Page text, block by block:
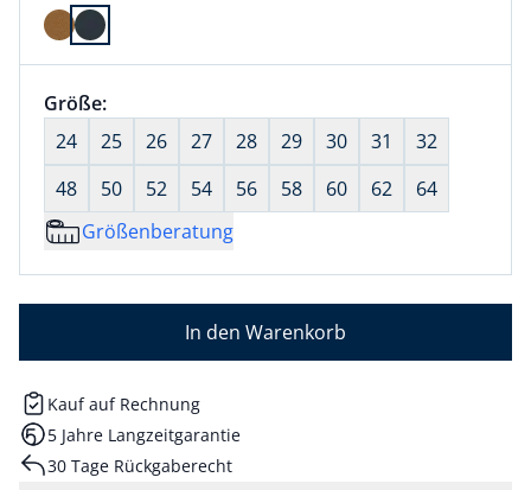
Farbe Marine ausgewählt
Größenauswahl:
Größe:nichts ausgewählt
24
25 26 27 28 29 30 31
32
48
50 52 54 56 58 60 62
64
Größenberatung
In den Warenkorb
Kauf auf Rechnung
5 Jahre Langzeitgarantie
30 Tage Rückgaberecht